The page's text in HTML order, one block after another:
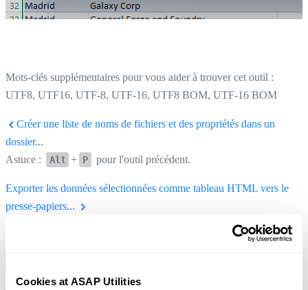
Cookies at ASAP Utilities
Mots-clés supplémentaires pour vous aider à trouver cet outil :
UTF8, UTF16, UTF-8, UTF-16, UTF8 BOM, UTF-16 BOM
Créer une liste de noms de fichiers et des propriétés dans un
dossier...
Astuce :
Alt + P pour l'outil précédent.
Exporter les données sélectionnées comme tableau HTML vers le
presse-papiers...